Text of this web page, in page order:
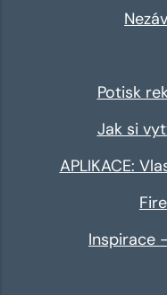
Potisk
Jak si
APLIKACE:
Inspirace